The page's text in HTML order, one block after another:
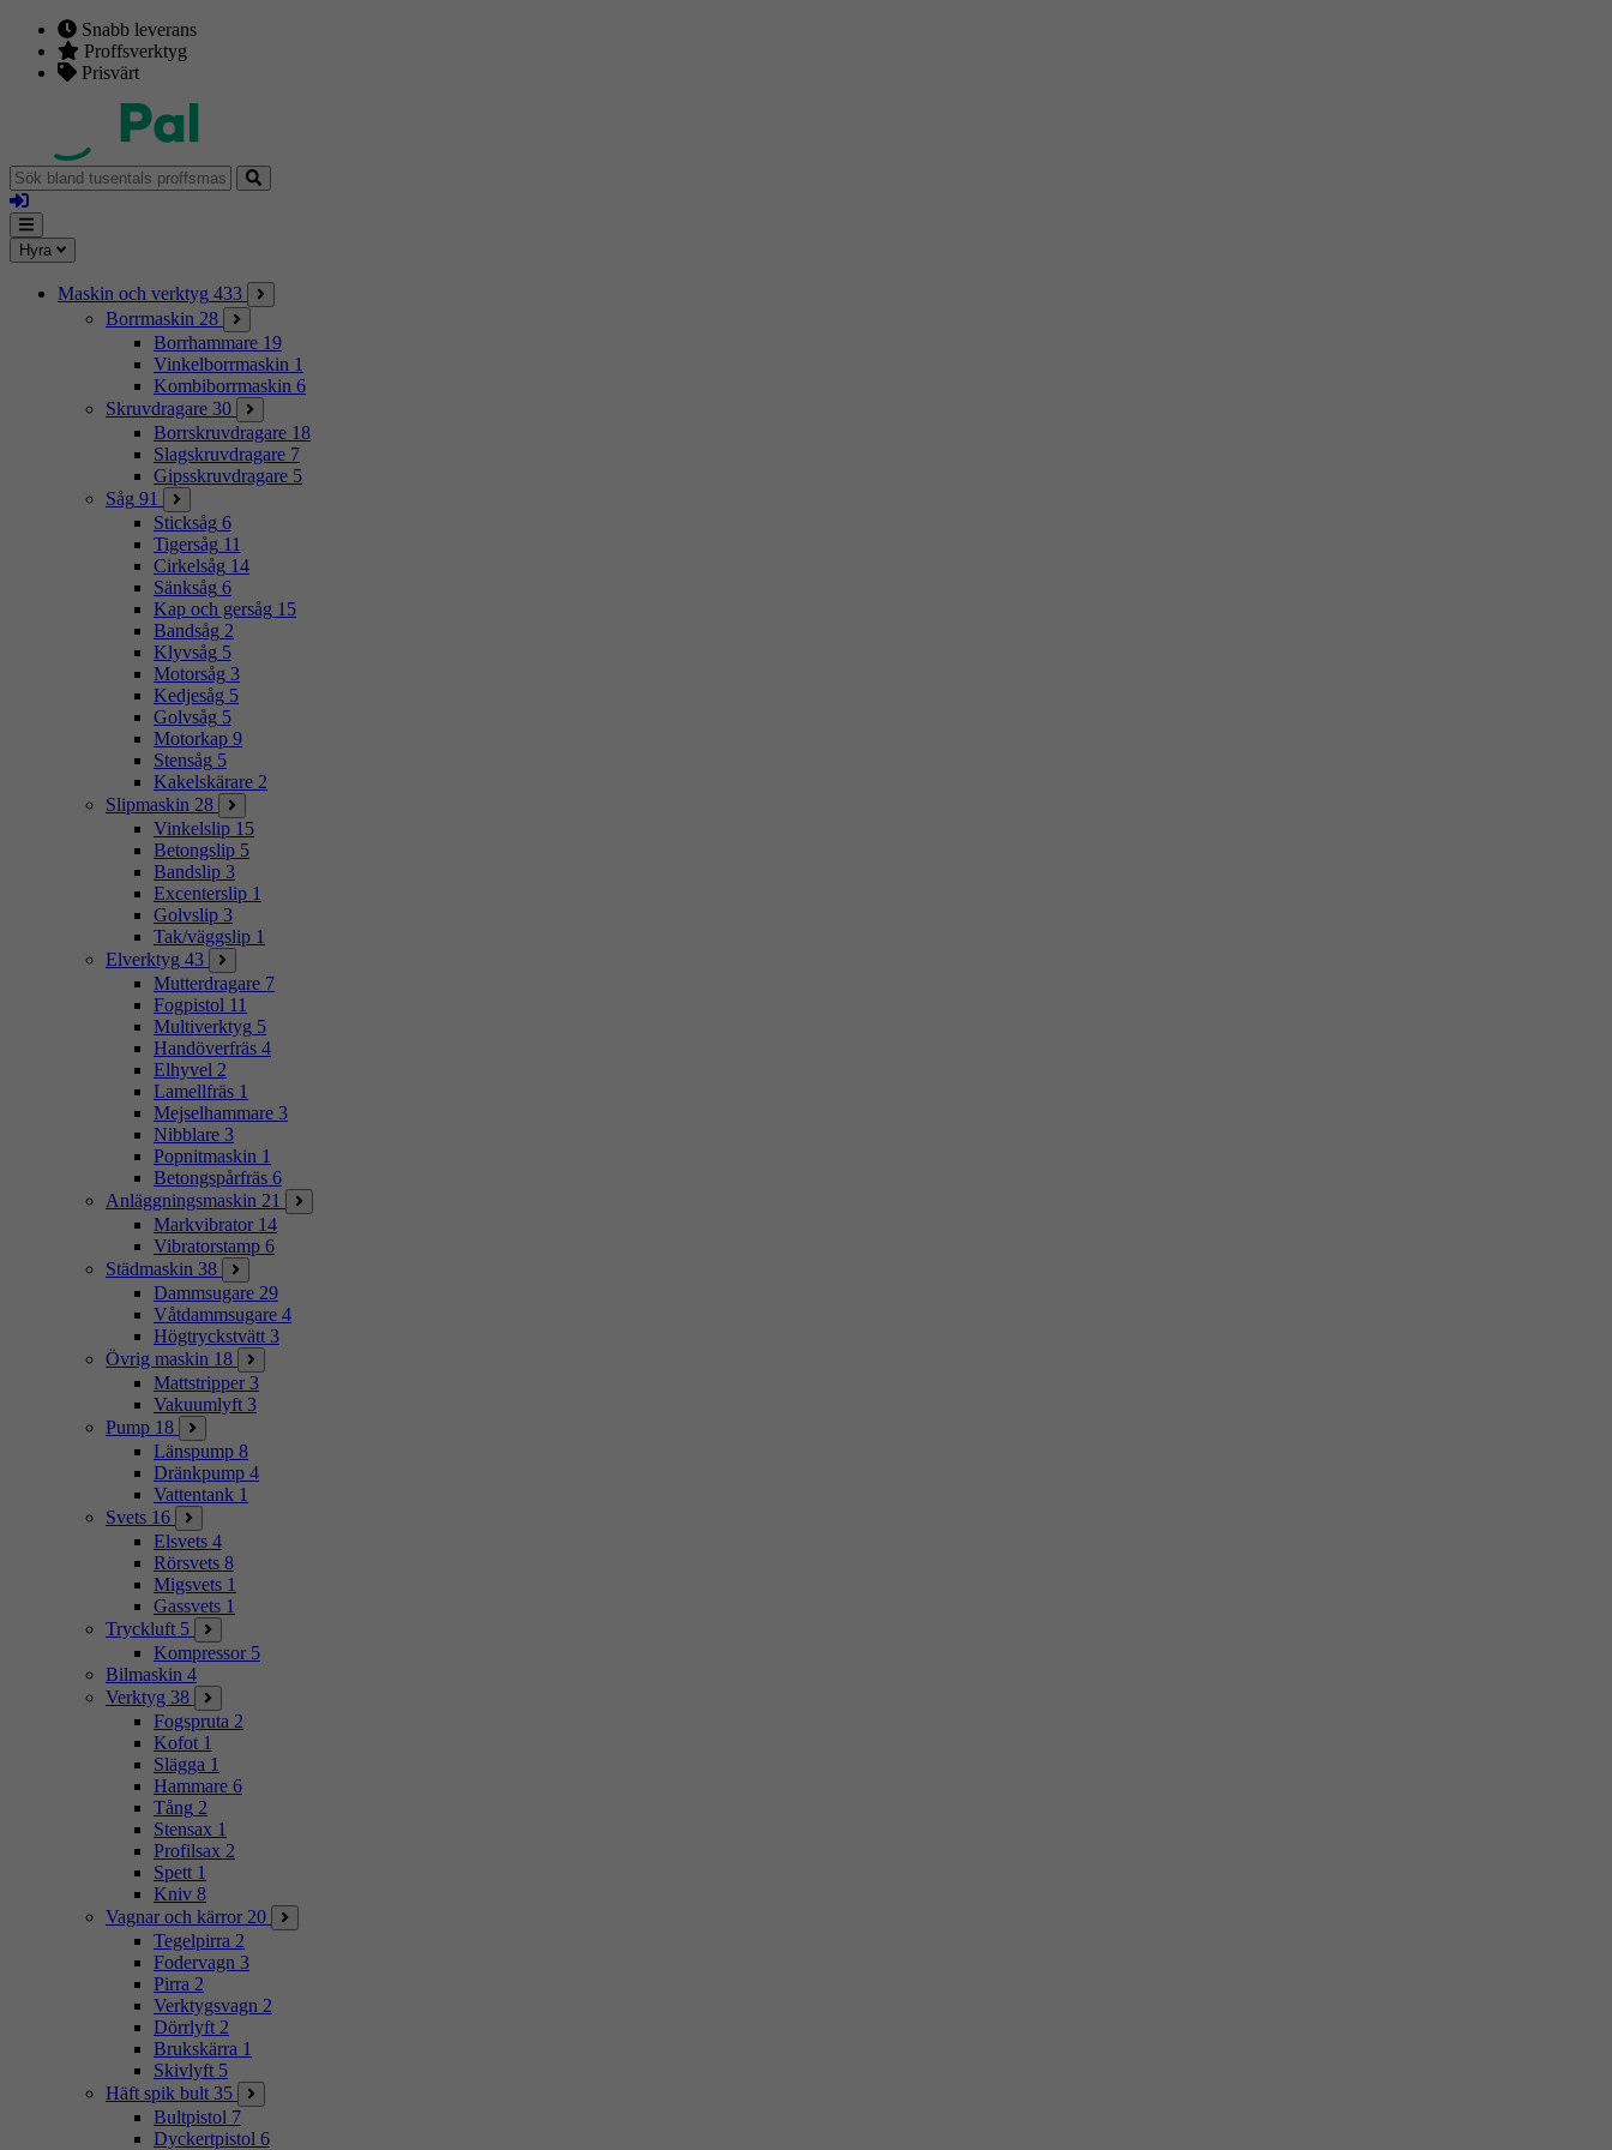
Snabb leverans
Proffsverktyg
Prisvärt
Sök
bland
tusentals
proffsmaskiner
Logga
in
Mina
sidor
Meny
Hyra
Maskin och verktyg 433
Borrmaskin 28
Borrhammare 19
Vinkelborrmaskin 1
Kombiborrmaskin 6
Skruvdragare 30
Borrskruvdragare 18
Slagskruvdragare 7
Gipsskruvdragare 5
Såg 91
Sticksåg 6
Tigersåg 11
Cirkelsåg 14
Sänksåg 6
Kap och gersåg 15
Bandsåg 2
Klyvsåg 5
Motorsåg 3
Kedjesåg 5
Golvsåg 5
Motorkap 9
Stensåg 5
Kakelskärare 2
Slipmaskin 28
Vinkelslip 15
Betongslip 5
Bandslip 3
Excenterslip 1
Golvslip 3
Tak/väggslip 1
Elverktyg 43
Mutterdragare 7
Fogpistol 11
Multiverktyg 5
Handöverfräs 4
Elhyvel 2
Lamellfräs 1
Mejselhammare 3
Nibblare 3
Popnitmaskin 1
Betongspårfräs 6
Anläggningsmaskin 21
Markvibrator 14
Vibratorstamp 6
Städmaskin 38
Dammsugare 29
Våtdammsugare 4
Högtryckstvätt 3
Övrig maskin 18
Mattstripper 3
Vakuumlyft 3
Pump 18
Länspump 8
Dränkpump 4
Vattentank 1
Svets 16
Elsvets 4
Rörsvets 8
Migsvets 1
Gassvets 1
Tryckluft 5
Kompressor 5
Bilmaskin 4
Verktyg 38
Fogspruta 2
Kofot 1
Slägga 1
Hammare 6
Tång 2
Stensax 1
Profilsax 2
Spett 1
Kniv 8
Vagnar och kärror 20
Tegelpirra 2
Fodervagn 3
Pirra 2
Verktygsvagn 2
Dörrlyft 2
Brukskärra 1
Skivlyft 5
Häft spik bult 35
Bultpistol 7
Dyckertpistol 6